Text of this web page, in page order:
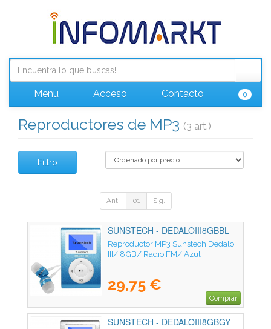
Menú Acceso Contacto 0
Reproductores de MP3 (3 art.)
Filtro
Ant. 01 Sig.
SUNSTECH - DEDALOIII8GBBL
Reproductor MP3 Sunstech Dedalo
III/ 8GB/ Radio FM/ Azul
29,75 €
Comprar
SUNSTECH - DEDALOIII8GBGY